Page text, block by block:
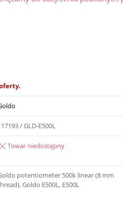
/ GLD-E500L
Towar niedostępny
potentiometer 500k linear (8 mm
Goldo E500L, E500L